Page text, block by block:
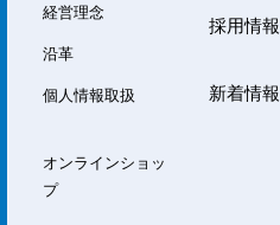
経営理念
沿革
個人情報取扱
オンラインショッ
プ
採用情報
新着情報